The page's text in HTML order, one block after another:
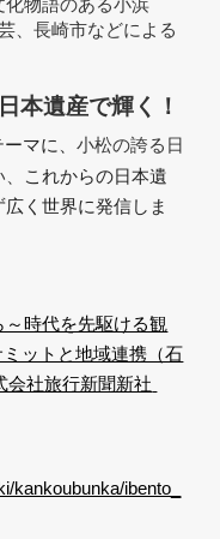
物語のある小浜
、長崎市などによる
日本遺産で輝く！
ーマに、小松の誇る日
これからの日本遺
く世界に発信しま
～時代を先駆ける観
ットと地域連携（石
会社旅行新聞新社
kankoubunka/ibento_